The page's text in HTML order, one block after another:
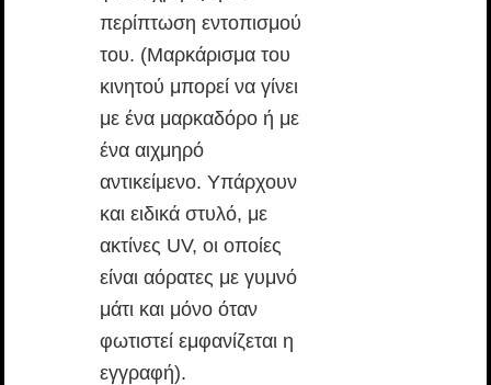
περίπτωση εντοπισμού
του. (Μαρκάρισμα του
κινητού μπορεί να γίνει
με ένα μαρκαδόρο ή με
ένα αιχμηρό
αντικείμενο. Υπάρχουν
και ειδικά στυλό, με
ακτίνες UV, οι οποίες
είναι αόρατες με γυμνό
μάτι και μόνο όταν
φωτιστεί εμφανίζεται η
εγγραφή).